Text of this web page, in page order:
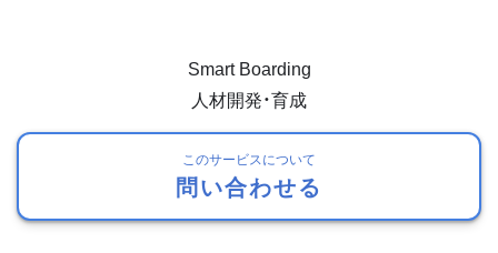
Smart Boarding
人材開発・育成
このサービスについて
問い合わせる